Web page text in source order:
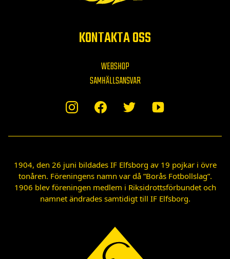
KONTAKTA OSS
WEBSHOP
SAMHÄLLSANSVAR
1904, den 26 juni bildades IF Elfsborg av 19 pojkar i övre
tonåren. Föreningens namn var då ”Borås Fotbollslag”.
1906 blev föreningen medlem i Riksidrottsförbundet och
namnet ändrades samtidigt till IF Elfsborg.